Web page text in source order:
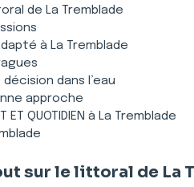
de La Tremblade
à La Tremblade
dans l’eau
approche
QUOTIDIEN à La Tremblade
sur le littoral de La